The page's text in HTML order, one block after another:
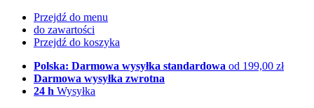
Przejdź do menu
do zawartości
Przejdź do koszyka
Polska: Darmowa wysyłka standardowa od 199,00 zł
Darmowa wysyłka zwrotna
24 h Wysyłka